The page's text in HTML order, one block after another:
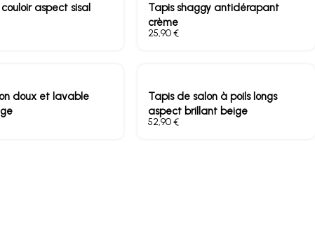
aspect sisal
Tapis shaggy antidérapant
crème
€
doux et lavable
Tapis de salon à poils longs
aspect brillant beige
€